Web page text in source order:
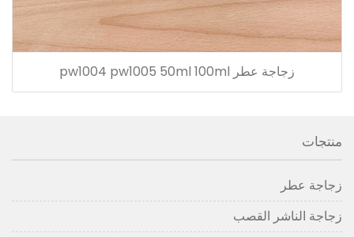
زجاجة عطر pw1004 pw1005 50ml 100ml
منتجات
زجاجة عطر
زجاجة الناشر القصب